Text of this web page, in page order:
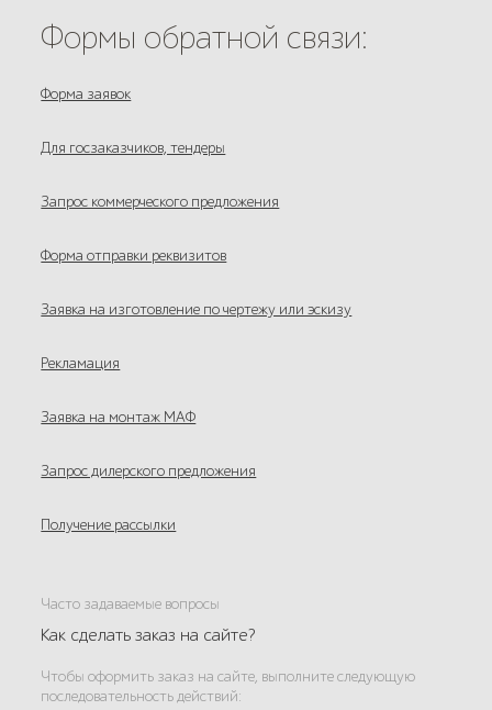
Формы обратной связи:
Форма заявок
Для госзаказчиков, тендеры
Запрос коммерческого предложения
Форма отправки реквизитов
Заявка на изготовление по чертежу или эскизу
Рекламация
Заявка на монтаж МАФ
Запрос дилерского предложения
Получение рассылки
Часто задаваемые вопросы
Как сделать заказ на сайте?
Чтобы оформить заказ на сайте, выполните следующую
последовательность действий: